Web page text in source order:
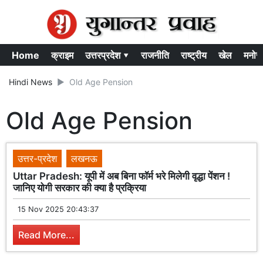
Home क्राइम उत्तरप्रदेश ▾ राजनीति राष्ट्रीय खेल
Hindi News Old Age Pension
Old Age Pension
उत्तर-प्रदेश
लखनऊ
Uttar Pradesh: यूपी में अब बिना फॉर्म भरे मिलेगी वृद्धा पेंशन !
जानिए योगी सरकार की क्या है प्रक्रिया
15 Nov 2025 20:43:37
Read More...